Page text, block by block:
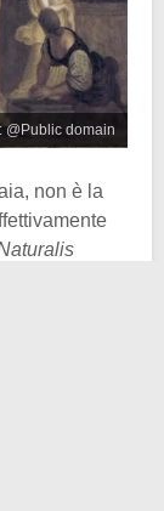
@Public domain
non è la